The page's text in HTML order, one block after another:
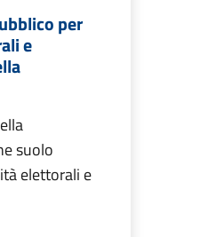
per
e
suolo
elettorali e